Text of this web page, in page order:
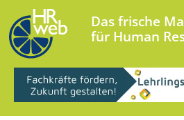
Das frische
für Human